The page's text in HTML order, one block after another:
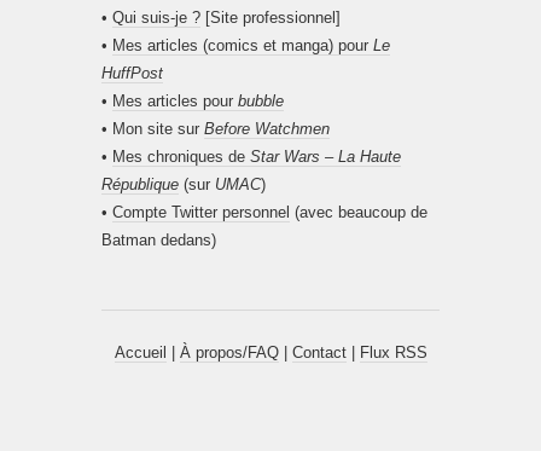
• Qui suis-je ? [Site professionnel]
• Mes articles (comics et manga) pour Le
HuffPost
• Mes articles pour bubble
• Mon site sur Before Watchmen
• Mes chroniques de Star Wars – La Haute
République (sur UMAC)
• Compte Twitter personnel (avec beaucoup de
Batman dedans)
Accueil | À propos/FAQ| Contact| Flux RSS